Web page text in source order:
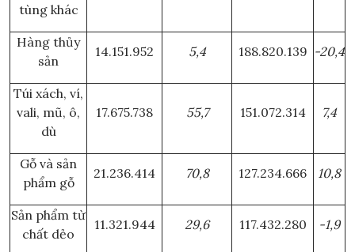
tùng khác
Hàng thủy
sản
14.151.952 5,4 188.820.139 -20,4
Túi xách, ví,
vali, mũ, ô,
dù
17.675.738 55,7 151.072.314 7,4
Gỗ và sản
phẩm gỗ
21.236.414 70,8 127.234.666 10,8
Sản phẩm từ
chất dẻo
11.321.944 29,6 117.432.280 -1,9